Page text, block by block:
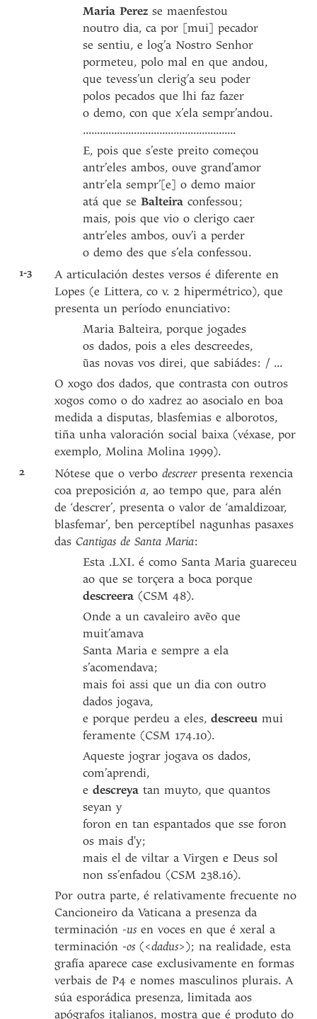
Maria Perez se maenfestou
noutro dia, ca por [mui] pecador
se sentiu, e log’a Nostro Senhor
pormeteu, polo mal en que andou,
que tevess’un clerig’a seu poder
polos pecados que lhi faz fazer
o demo, con que x’ela sempr’andou.
......................................................
E, pois que s’este preito começou
antr’eles ambos, ouve grand’amor
antr’ela sempr’[e] o demo maior
atá que seBalteiraconfessou;
mais, pois que vio o clerigo caer
antr’eles ambos, ouv’i a perder
o demo des que s’ela confessou.
1-3
A articulación destes versos é diferente en
Lopes (e Littera, co v. 2 hipermétrico), que
presenta un período enunciativo:
Maria Balteira, porque jogades
os dados, pois a eles descreedes,
ũas novas vos direi, que sabiádes: / ...
O xogo dos dados, que contrasta con outros
xogos como o do xadrez ao asocialo en boa
medida a disputas, blasfemias e alborotos,
tiña unha valoración social baixa (véxase, por
exemplo, Molina Molina 1999).
2 Nótese que o verbodescreerpresenta rexencia
coa preposicióna, ao tempo que, para alén
de ‘descrer’, presenta o valor de ‘amaldizoar,
blasfemar’, ben perceptíbel nagunhas pasaxes
dasCantigas de Santa Maria:
Esta .LXI. é como Santa Maria guareceu
ao que se torçera a boca porque
descreera (CSM 48).
Onde a un cavaleiro avẽo que
muit’amava
Santa Maria e sempre a ela
s’acomendava;
mais foi assi que un dia con outro
dados jogava,
e porque perdeu a eles,descreeu mui
feramente (CSM 174.10).
Aqueste jograr jogava os dados,
com’aprendi,
edescreya tan muyto, que quantos
seyan y
foron en tan espantados que sse foron
os mais d'y;
mais el de viltar a Virgen e Deus sol
non ss’enfadou (CSM 238.16).
Por outra parte, é relativamente frecuente no
Cancioneiro da Vaticana a presenza da
terminación -us en voces en que é xeral a
terminación -os (<dadus>); na realidade, esta
grafía aparece case exclusivamente en formas
verbais de P4 e nomes masculinos plurais. A
súa esporádica presenza, limitada aos
apógrafos italianos, mostra que é produto do